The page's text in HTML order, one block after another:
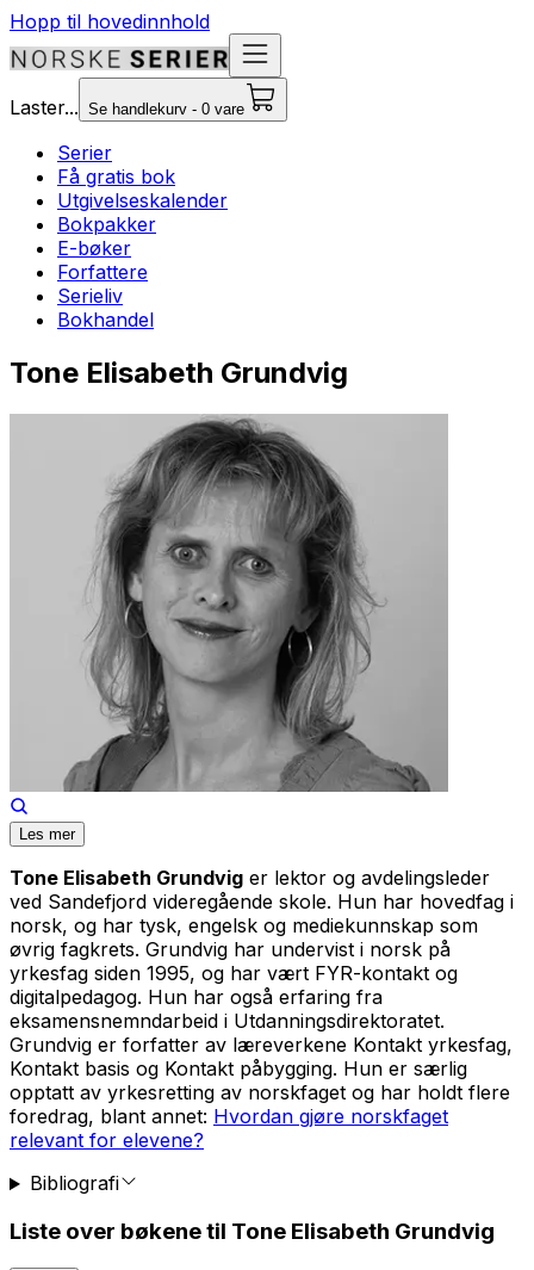
Hopp til hovedinnhold
Laster... Se handlekurv - 0 vare
Serier
Få gratis bok
Utgivelseskalender
Bokpakker
E-bøker
Forfattere
Serieliv
Bokhandel
Tone Elisabeth Grundvig
Les mer
Tone Elisabeth Grundvig er lektor og avdelingsleder
ved Sandefjord videregående skole. Hun har hovedfag i
norsk, og har tysk, engelsk og mediekunnskap som
øvrig fagkrets. Grundvig har undervist i norsk på
yrkesfag siden 1995, og har vært FYR-kontakt og
digitalpedagog. Hun har også erfaring fra
eksamensnemndarbeid i Utdanningsdirektoratet.
Grundvig er forfatter av læreverkene Kontakt yrkesfag,
Kontakt basis og Kontakt påbygging. Hun er særlig
opptatt av yrkesretting av norskfaget og har holdt flere
foredrag, blant annet: Hvordan gjøre norskfaget
relevant for elevene?
Bibliografi
Liste over bøkene til Tone Elisabeth Grundvig